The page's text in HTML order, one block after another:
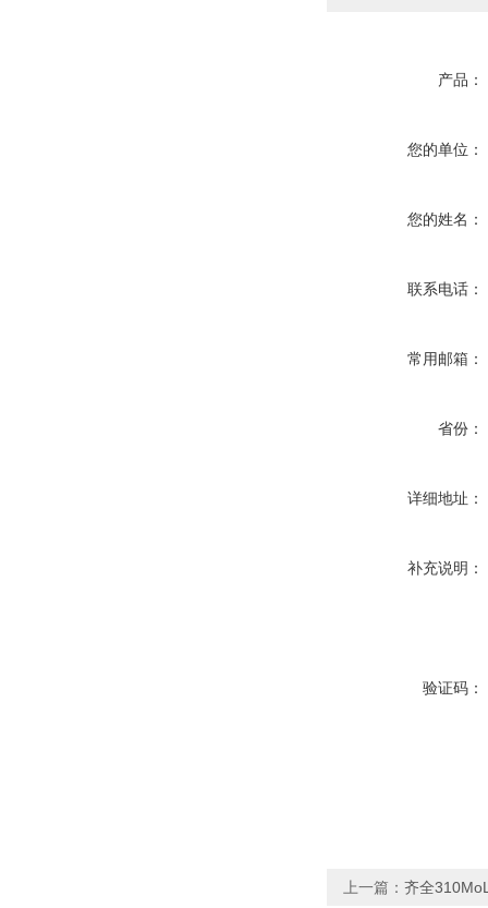
产品：
您的单位：
您的姓名：
联系电话：
常用邮箱：
省份：
详细地址：
补充说明：
验证码：
上一篇： 齐全